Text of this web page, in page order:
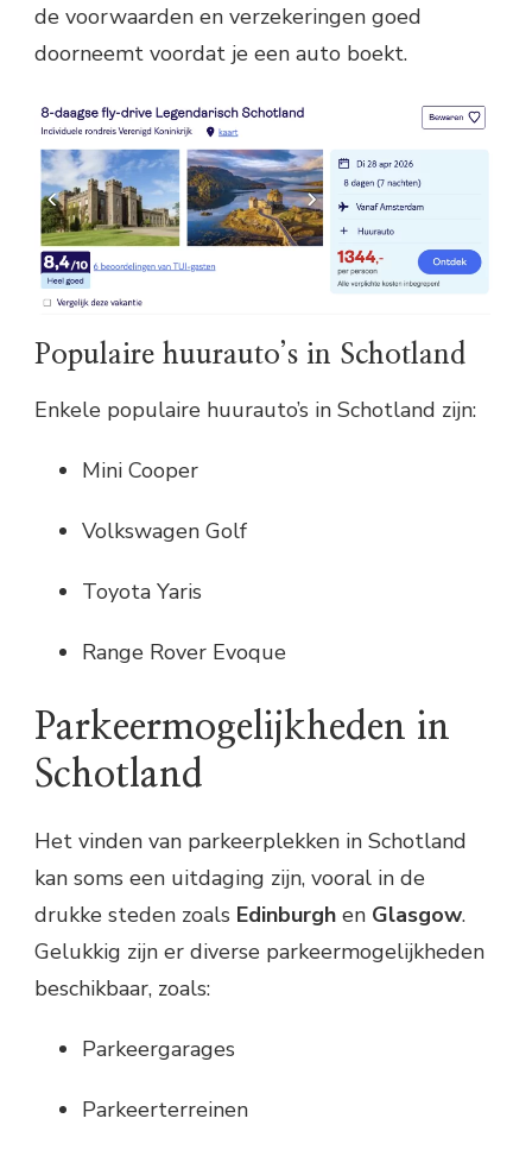
de voorwaarden en verzekeringen goed
doorneemt voordat je een auto boekt.
Populaire huurauto’s in Schotland
Enkele populaire huurauto’s in Schotland zijn:
Mini Cooper
Volkswagen Golf
Toyota Yaris
Range Rover Evoque
Parkeermogelijkheden in
Schotland
Het vinden van parkeerplekken in Schotland
kan soms een uitdaging zijn, vooral in de
drukke steden zoals Edinburgh en Glasgow.
Gelukkig zijn er diverse parkeermogelijkheden
beschikbaar, zoals:
Parkeergarages
Parkeerterreinen